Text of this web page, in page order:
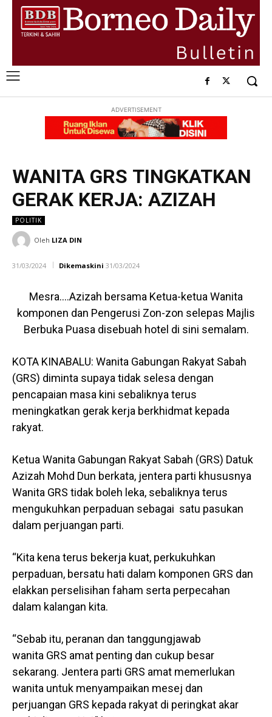
ADVERTISEMENT
WANITA GRS TINGKATKAN
GERAK KERJA: AZIZAH
POLITIK
Oleh LIZA DIN
31/03/2024 Dikemaskini 31/03/2024
Mesra….Azizah bersama Ketua-ketua Wanita
komponen dan Pengerusi Zon-zon selepas Majlis
Berbuka Puasa disebuah hotel di sini semalam.
KOTA KINABALU: Wanita Gabungan Rakyat Sabah
(GRS) diminta supaya tidak selesa dengan
pencapaian masa kini sebaliknya terus
meningkatkan gerak kerja berkhidmat kepada
rakyat.
Ketua Wanita Gabungan Rakyat Sabah (GRS) Datuk
Azizah Mohd Dun berkata, jentera parti khususnya
Wanita GRS tidak boleh leka, sebaliknya terus
mengukuhkan perpaduan sebagai satu pasukan
dalam perjuangan parti.
“Kita kena terus bekerja kuat, perkukuhkan
perpaduan, bersatu hati dalam komponen GRS dan
elakkan perselisihan faham serta perpecahan
dalam kalangan kita.
“Sebab itu, peranan dan tanggungjawab
wanita GRS amat penting dan cukup besar
sekarang. Jentera parti GRS amat memerlukan
wanita untuk menyampaikan mesej dan
perjuangan GRS kepada rakyat di peringkat akar